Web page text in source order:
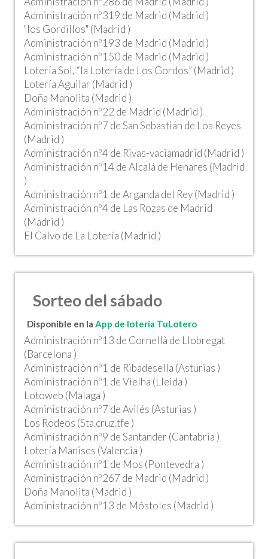
Administración nº319 de Madrid (Madrid )
"los Gordillos" (Madrid )
Administración nº193 de Madrid (Madrid )
Administración nº150 de Madrid (Madrid )
Lotería Sol, “la Lotería de Los Gordos” (Madrid )
Lotería Aguilar (Madrid )
Doña Manolita (Madrid )
Administración nº22 de Madrid (Madrid )
Administración nº7 de San Sebastián de Los Reyes
(Madrid )
Administración nº4 de Rivas-vaciamadrid (Madrid )
Administración nº14 de Alcalá de Henares (Madrid
)
Administración nº1 de Arganda del Rey (Madrid )
Administración nº4 de Las Rozas de Madrid
(Madrid )
El Calvo de La Lotería (Madrid )
Sorteo del sábado
Disponible en la App de lotería TuLotero
Administración nº13 de Cornellà de Llobregat
(Barcelona )
Administración nº1 de Ribadesella (Asturias )
Administración nº1 de Vielha (Lleida )
Lotoweb (Malaga )
Administración nº7 de Avilés (Asturias )
Los Rodeos (Sta.cruz.tfe )
Administración nº9 de Santander (Cantabria )
Lotería Manises (Valencia )
Administración nº1 de Mos (Pontevedra )
Administración nº267 de Madrid (Madrid )
Doña Manolita (Madrid )
Administración nº13 de Móstoles (Madrid )